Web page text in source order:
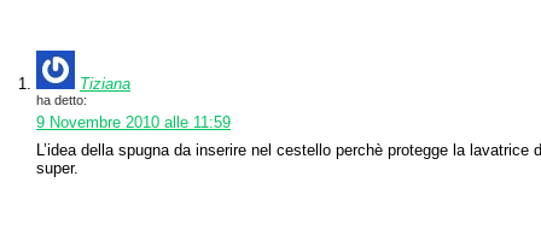
Tiziana
ha detto:
9 Novembre 2010 alle 11:59
L’idea della spugna da inserire nel cestello perchè protegge la
super.